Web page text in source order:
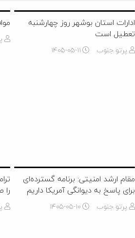
ادارات استان بوشهر روز چهارشنبه
تعطیل است
پرتو جنوب ۱۴۰۵-۰۵-۱۱
مقام ارشد امنیتی: برنامه گسترده‌ای
برای پاسخ به دیوانگی آمریکا داریم
پرتو جنوب ۱۴۰۵-۰۵-۱۰
را